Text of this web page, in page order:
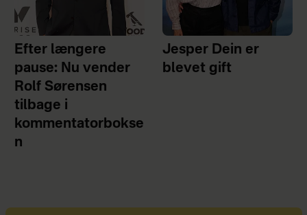
Efter længere
pause: Nu vender
Rolf Sørensen
tilbage i
kommentatorbokse
n
Jesper Dein er
blevet gift